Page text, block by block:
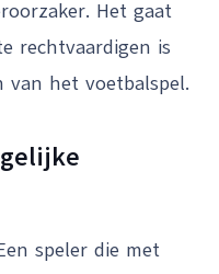
Het gaat
rechtvaardigen is
van het voetbalspel.
speler die met